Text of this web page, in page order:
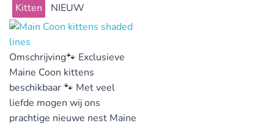
Kitten NIEUW
Omschrijving🐾 Exclusieve
Maine Coon kittens
beschikbaar 🐾 Met veel
liefde mogen wij ons
prachtige nieuwe nest Maine